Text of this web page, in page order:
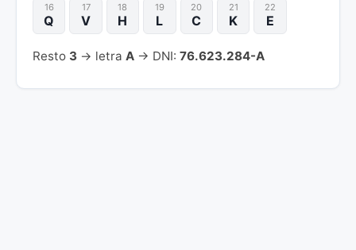
16
Q
17
V
18
H
19
L
20
C
21
K
22
E
Resto 3 → letra A → DNI: 76.623.284-A